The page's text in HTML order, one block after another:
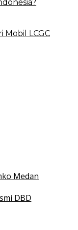
Mobil LCGC